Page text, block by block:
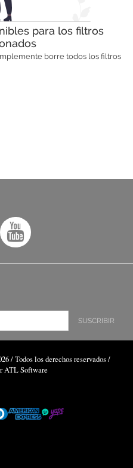
para los filtros
borre todos los filtros
SUSCRIBIR
/ Todos los derechos reservados /
ATL Software